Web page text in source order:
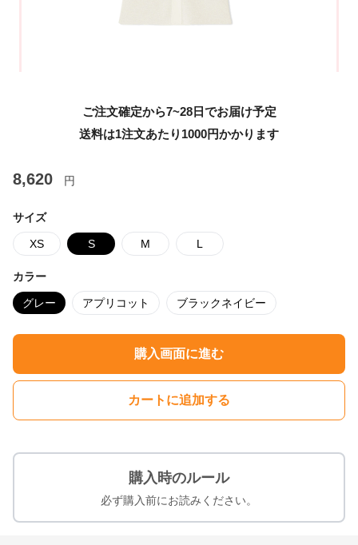
ご注文確定から7~28日でお届け予定
送料は1注文あたり 1000円かかります
8,620 円
サイズ
XS S M L
カラー
グレー アプリコット ブラックネイビー
購入画面に進む
カートに追加する
購入時のルール
必ず購入前にお読みください。